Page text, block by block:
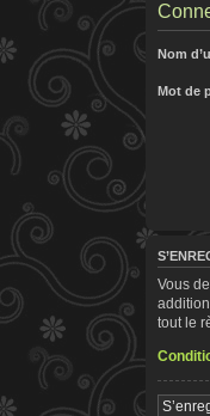
Nom
Mot de
Vous
tout le